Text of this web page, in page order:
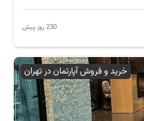
230 روز پیش
خرید و فروش آپارتمان در تهران